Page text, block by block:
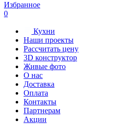
Избранное
0
Кухни
Наши проекты
Рассчитать цену
3D конструктор
Живые фото
О нас
Доставка
Оплата
Контакты
Партнерам
Акции